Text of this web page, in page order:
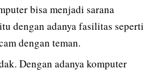
bisa menjadi sarana
dengan adanya fasilitas seperti
dengan teman.
Dengan adanya komputer